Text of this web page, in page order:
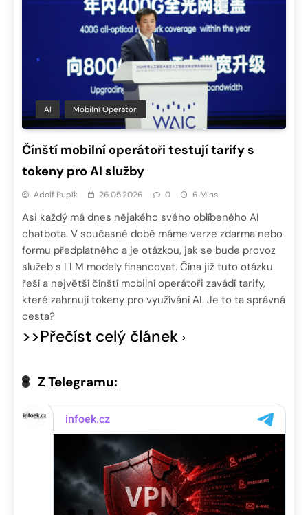
AI Mobilní Operátoři
Čínští mobilní operátoři testují tarify s
tokeny pro AI služby
Adolf Pupík 26.05.2026 0 6 Mins
Asi každý má dnes nějakého svého oblíbeného AI
chatbota. V současné době máme verze zdarma nebo
formu předplatného a je otázkou, jak se bude provoz
služeb s LLM modely financovat. Čína již tuto otázku
řeší a největší čínští mobilní operátoři zavádí tarify,
které zahrnují tokeny pro využívání AI. Je to ta správná
cesta?
>>Přečíst celý článek
Z Telegramu: